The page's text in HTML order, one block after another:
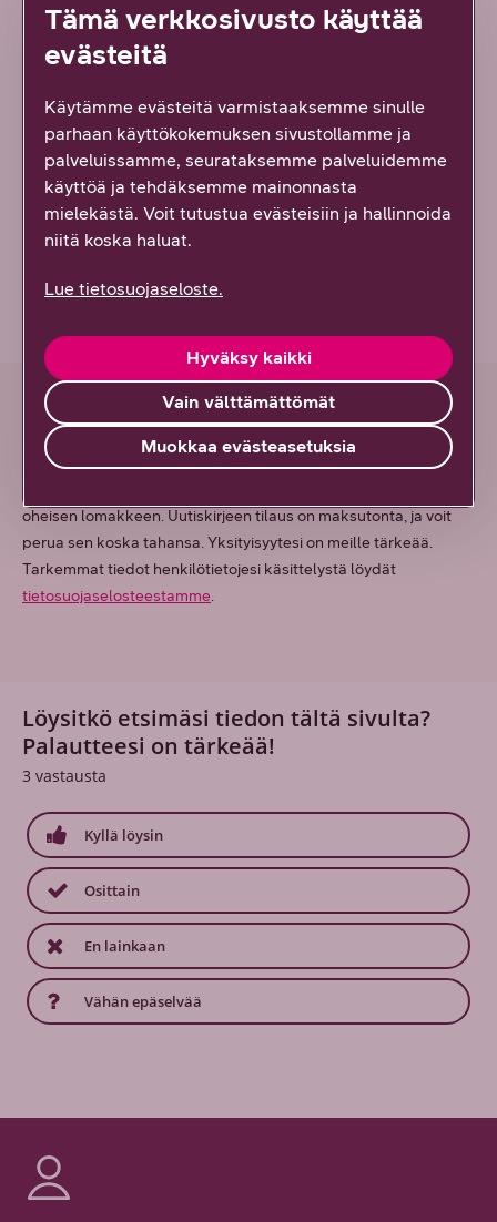
Tilaamalla DNA Yrityksille -uutiskirjeen saat sähköpostiisi
maksuttoman raportin sekä tietoa toimialan puheenaiheista ja
DNA:n yrityksille tarjoamista eduista ja ratkaisuista. Mikäli olet
oheisen lomakkeen. Uutiskirjeen tilaus on maksutonta, ja voit
perua sen koska tahansa. Yksityisyytesi on meille tärkeää.
Tarkemmat tiedot henkilötietojesi käsittelystä löydät
tietosuojaselosteestamme.
Löysitkö etsimäsi tiedon tältä sivulta?
Palautteesi on tärkeää!
3 vastausta
Kyllä löysin
Osittain
En lainkaan
Vähän epäselvää
Tämä verkkosivusto käyttää
evästeitä
Käytämme evästeitä varmistaaksemme sinulle
parhaan käyttökokemuksen sivustollamme ja
palveluissamme, seurataksemme palveluidemme
käyttöä ja tehdäksemme mainonnasta
mielekästä. Voit tutustua evästeisiin ja hallinnoida
niitä koska haluat.
Lue tietosuojaseloste.
Vain välttämättömät
Hyväksy kaikki
Muokkaa evästeasetuksia